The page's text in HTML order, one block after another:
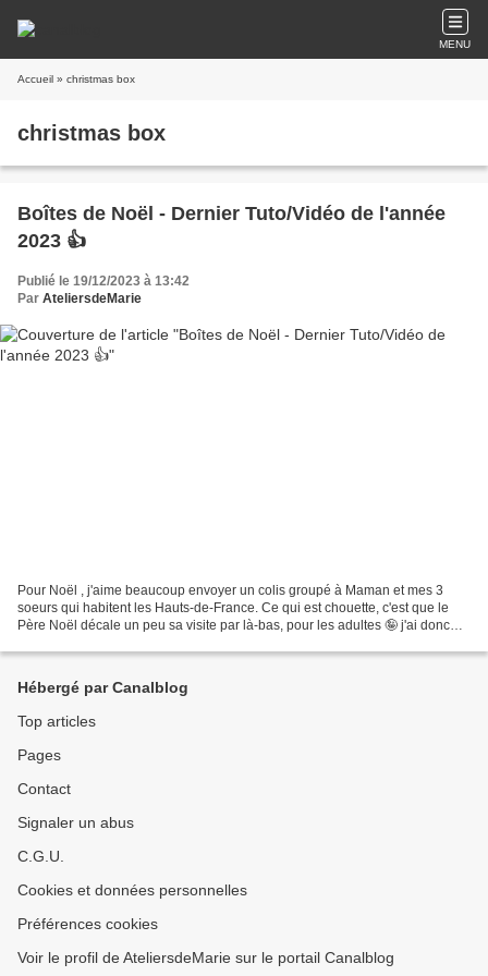
MENU
Accueil » christmas box
christmas box
Boîtes de Noël - Dernier Tuto/Vidéo de l'année
2023 👍
Publié le 19/12/2023 à 13:42
Par AteliersdeMarie
Pour Noël , j'aime beaucoup envoyer un colis groupé à Maman et mes 3
soeurs qui habitent les Hauts-de-France. Ce qui est chouette, c'est que le
Père Noël décale un peu sa visite par là-bas, pour les adultes 🤪 j'ai donc
Hébergé par Canalblog
Top articles
Pages
Contact
Signaler un abus
C.G.U.
Cookies et données personnelles
Préférences cookies
Voir le profil de AteliersdeMarie sur le portail Canalblog